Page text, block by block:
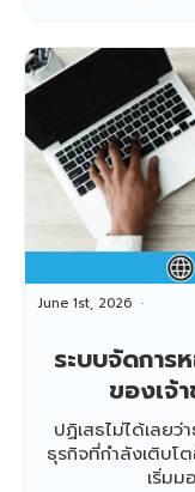
ระบบจัดการ
ของเจ้
June 1st, 2026
ปฏิเสธไม่ได้เลย
ธุรกิจที่กำลังเติบโ
เริ่มม